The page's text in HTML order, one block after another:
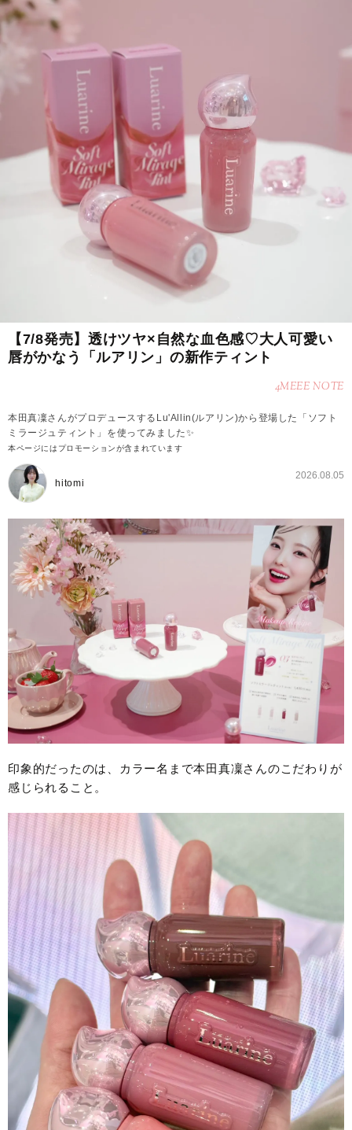
【7/8発売】透けツヤ×自然な血色感♡大人可愛い
唇がかなう「ルアリン」の新作ティント
4MEEE NOTE
本田真凜さんがプロデュースするLu'Allin(ルアリン)から登場した「ソフト
ミラージュティント」を使ってみました✨
本ページにはプロモーションが含まれています
hitomi
2026.08.05
印象的だったのは、カラー名まで本田真凜さんのこだわりが
感じられること。